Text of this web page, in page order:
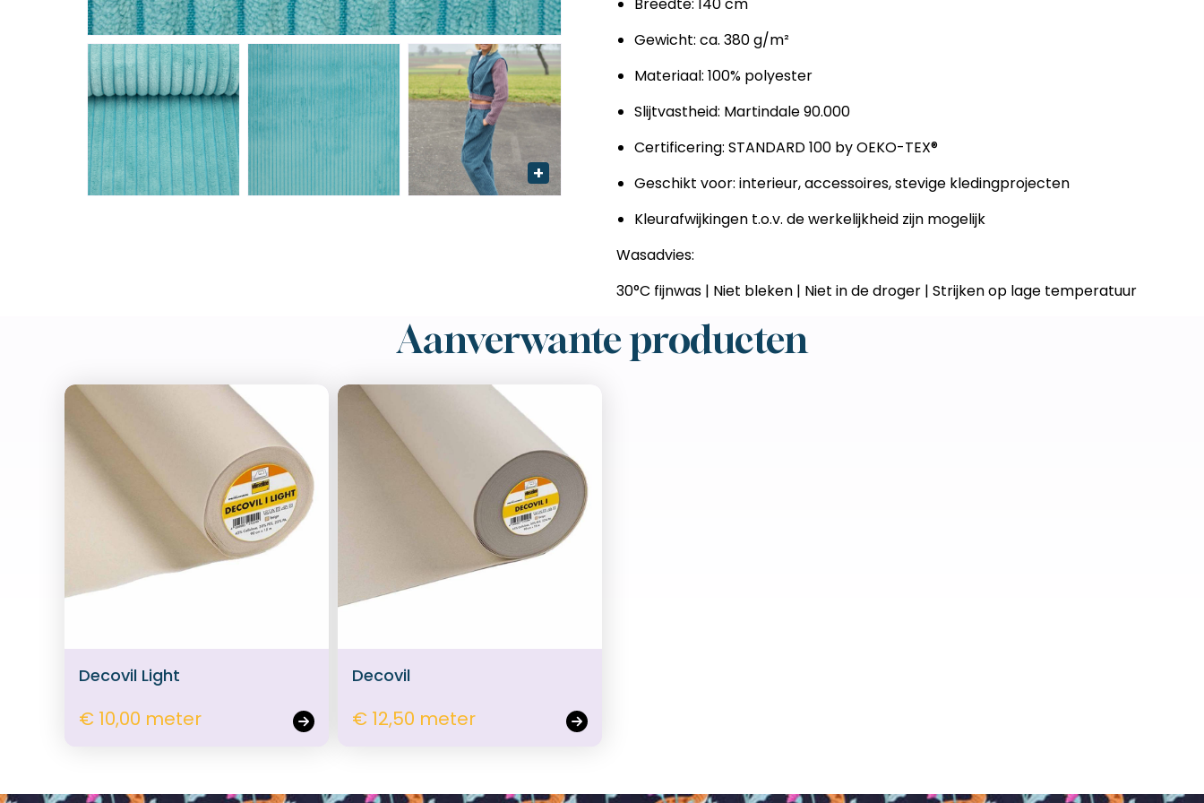
Gewicht: ca. 380 g/m²
Materiaal: 100% polyester
Slijtvastheid: Martindale 90.000
Certificering: STANDARD 100 by OEKO-TEX®
Geschikt voor: interieur, accessoires, stevige kledingprojecten
Kleurafwijkingen t.o.v. de werkelijkheid zijn mogelijk
Wasadvies:
30°C fijnwas | Niet bleken | Niet in de droger | Strijken op lage temperatuur
Aanverwante producten
Decovil Light
€ 10,00 meter
Decovil
€ 12,50 meter